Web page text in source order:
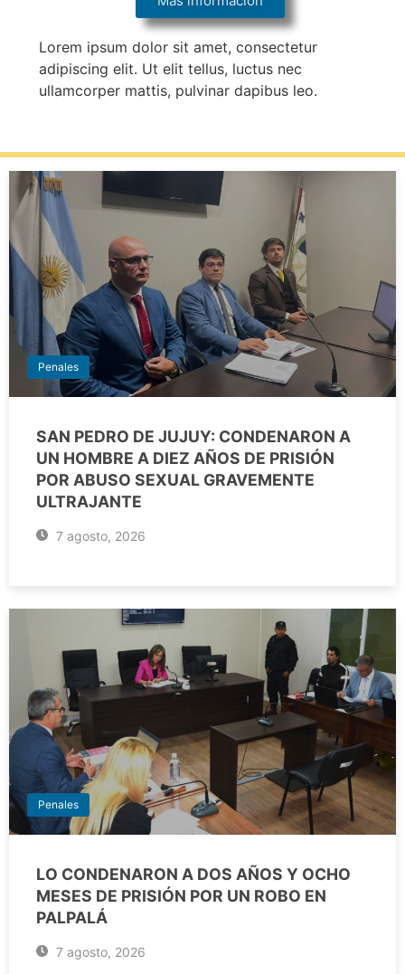
Lorem ipsum dolor sit amet, consectetur
adipiscing elit. Ut elit tellus, luctus nec
ullamcorper mattis, pulvinar dapibus leo.
Penales
SAN PEDRO DE JUJUY: CONDENARON A
UN HOMBRE A DIEZ AÑOS DE PRISIÓN
POR ABUSO SEXUAL GRAVEMENTE
ULTRAJANTE
7 agosto, 2026
Penales
LO CONDENARON A DOS AÑOS Y OCHO
MESES DE PRISIÓN POR UN ROBO EN
PALPALÁ
7 agosto, 2026